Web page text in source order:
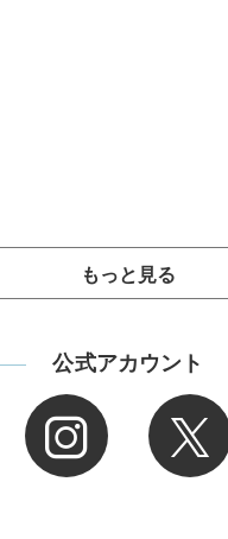
もっと見る
公式アカウント